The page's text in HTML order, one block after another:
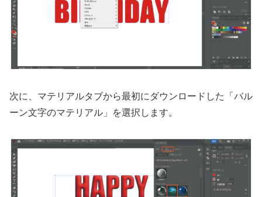
次に、マテリアルタブから最初にダウンロードした「バル
ーン文字のマテリアル」を選択します。